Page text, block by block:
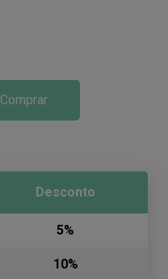
Comprar
Desconto
5%
10%